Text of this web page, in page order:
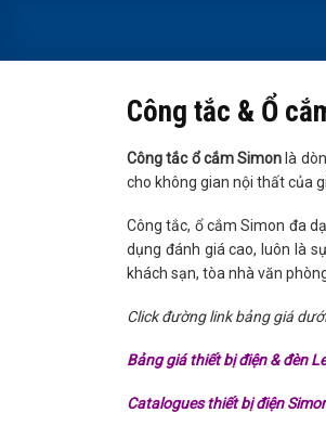
Công tắc & Ổ
Công tắc ổ cắm Simonlà
cho không gian nội thất của
Công tắc, ổ cắm Simon đa
dụng đánh giá cao, luôn là
khách sạn, tòa nhà văn
Click đường link bảng giá
Bảng giá thiết bị điện & đèn
Catalogues thiết bị điện